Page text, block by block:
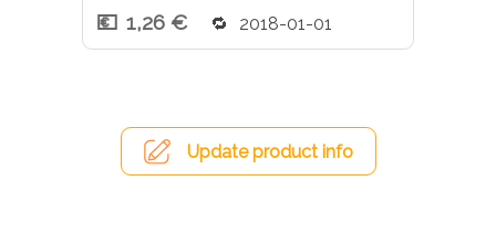
1,26 €
2018-01-01
Update product info